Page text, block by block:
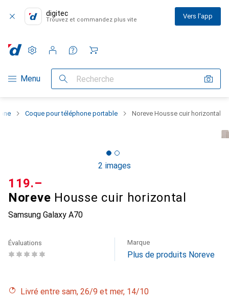
digitec
Trouvez et commandez plus vite Vers l'app
Navigation par catégorie
Menu Recherche
Paramètres
Compte client
Listes de comparaison
Listes d'envies
Panier
Coque pour téléphone portable Noreve Housse cuir horizontal
2 images
Noreve Housse cuir horizontal
Samsung Galaxy A70
CHF
119.–
Évaluations Marque
Plus de produits Noreve
Livré entre sam, 26/9 et mer, 14/10